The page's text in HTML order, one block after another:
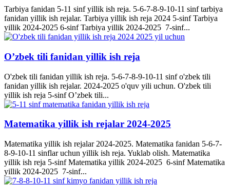
Tarbiya fanidan 5-11 sinf yillik ish reja. 5-6-7-8-9-10-11 sinf tarbiya
fanidan yillik ish rejalar. Tarbiya yillik ish reja 2024 5-sinf Tarbiya
yillik 2024-2025 6-sinf Tarbiya yillik 2024-2025 7-sinf...
O’zbek tili fanidan yillik ish reja
O'zbek tili fanidan yillik ish reja. 5-6-7-8-9-10-11 sinf o'zbek tili
fanidan yillik ish rejalar. 2024-2025 o'quv yili uchun. O'zbek tili
yillik ish reja 5-sinf O’zbek tili...
Matematika yillik ish rejalar 2024-2025
Matematika yillik ish rejalar 2024-2025. Matematika fanidan 5-6-7-
8-9-10-11 sinflar uchun yillik ish reja. Yuklab olish. Matematika
yillik ish reja 5-sinf Matematika yillik 2024-2025 6-sinf Matematika
yillik 2024-2025 7-sinf...